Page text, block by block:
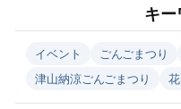
キ
イベント ごんごまつり
津山納涼ごんごまつり